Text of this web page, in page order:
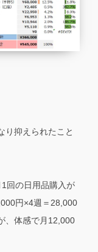
り抑えられたこと
回の日用品購入が
円×4週＝28,000
、体感で月12,000